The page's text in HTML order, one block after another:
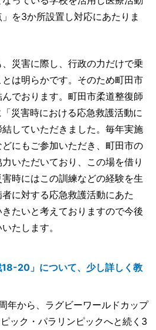
を3か所設置し対応にあたりま
災害に際し、行政の力だけで乗
は明らかです。そのため町田市
でおります。町田市柔道整復師
災害時における応急救護活動に
していただきました。毎年実施
にもご参加いただき、町田市の
いただいており、この場を借り
時にはこの訓練などの経験を生
に対する応急救護活動にあた
たいと考えておりますので今後
たします。
20」について、少し詳しく教
年から、ラグビーワールドカップ
ック・パラリンピックへと続く3